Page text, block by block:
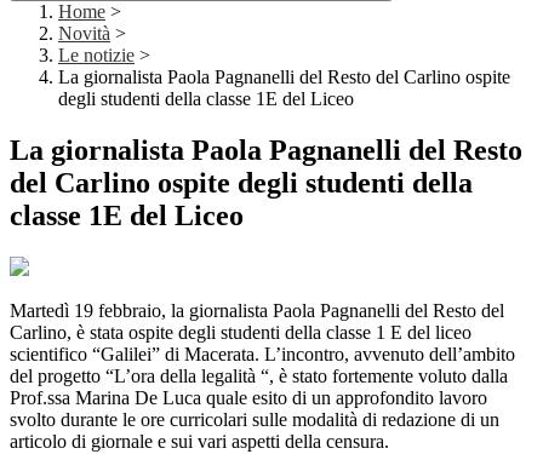
Home >
Novità >
Le notizie >
La giornalista Paola Pagnanelli del Resto del Carlino ospite
degli studenti della classe 1E del Liceo
La giornalista Paola Pagnanelli del Resto
del Carlino ospite degli studenti della
classe 1E del Liceo
Martedì 19 febbraio, la giornalista Paola Pagnanelli del Resto del
Carlino, è stata ospite degli studenti della classe 1 E del liceo
scientifico “Galilei” di Macerata. L’incontro, avvenuto dell’ambito
del progetto “L’ora della legalità “, è stato fortemente voluto dalla
Prof.ssa Marina De Luca quale esito di un approfondito lavoro
svolto durante le ore curricolari sulle modalità di redazione di un
articolo di giornale e sui vari aspetti della censura.